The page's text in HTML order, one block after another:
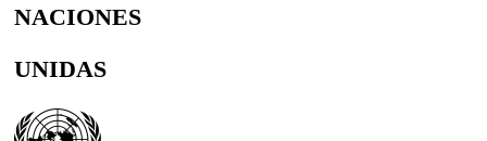
NACIONES
UNIDAS